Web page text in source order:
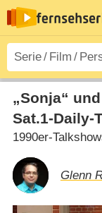
„Sonja“
Sat.1-Daily-
1990er-
Glenn